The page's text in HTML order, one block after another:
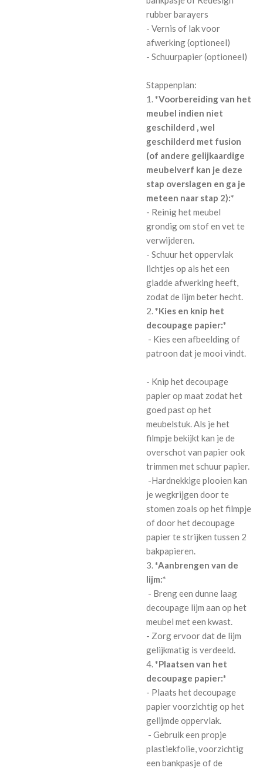
rubber barayers
- Vernis of lak voor
afwerking (optioneel)
- Schuurpapier (optioneel)
Stappenplan:
1.*Voorbereiding van het
meubel indien niet
geschilderd , wel
geschilderd met fusion
(of andere gelijkaardige
meubelverf kan je deze
stap overslagen en ga je
meteen naar stap 2):*
- Reinig het meubel
grondig om stof en vet te
verwijderen.
- Schuur het oppervlak
lichtjes op als het een
gladde afwerking heeft,
zodat de lijm beter hecht.
2.*Kies en knip het
decoupage papier:*
- Kies een afbeelding of
patroon dat je mooi vindt.
- Knip het decoupage
papier op maat zodat het
goed past op het
meubelstuk. Als je het
filmpje bekijkt kan je de
overschot van papier ook
trimmen met schuur papier.
-Hardnekkige plooien kan
je wegkrijgen door te
stomen zoals op het filmpje
of door het decoupage
papier te strijken tussen 2
bakpapieren.
3.*Aanbrengen van de
lijm:*
- Breng een dunne laag
decoupage lijm aan op het
meubel met een kwast.
- Zorg ervoor dat de lijm
gelijkmatig is verdeeld.
4.*Plaatsen van het
decoupage papier:*
- Plaats het decoupage
papier voorzichtig op het
gelijmde oppervlak.
- Gebruik een propje
plastiekfolie, voorzichtig
een bankpasje of de